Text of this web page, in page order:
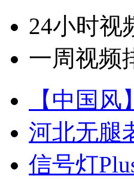
24小时视
一周视频
【中国
河北无腿
信号灯